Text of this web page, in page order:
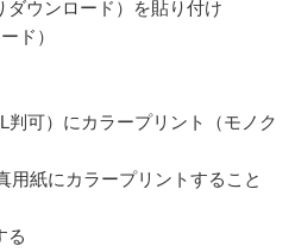
ウンロード）を貼り付け
ド）
可）にカラープリント（モノク
紙にカラープリントすること
る